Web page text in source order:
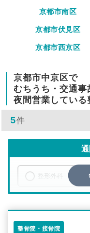
京都市南区
京都市伏見区
京都市西京区
京都市中京区で
むちうち・交通
夜間営業してい
5件
整骨院・接骨院